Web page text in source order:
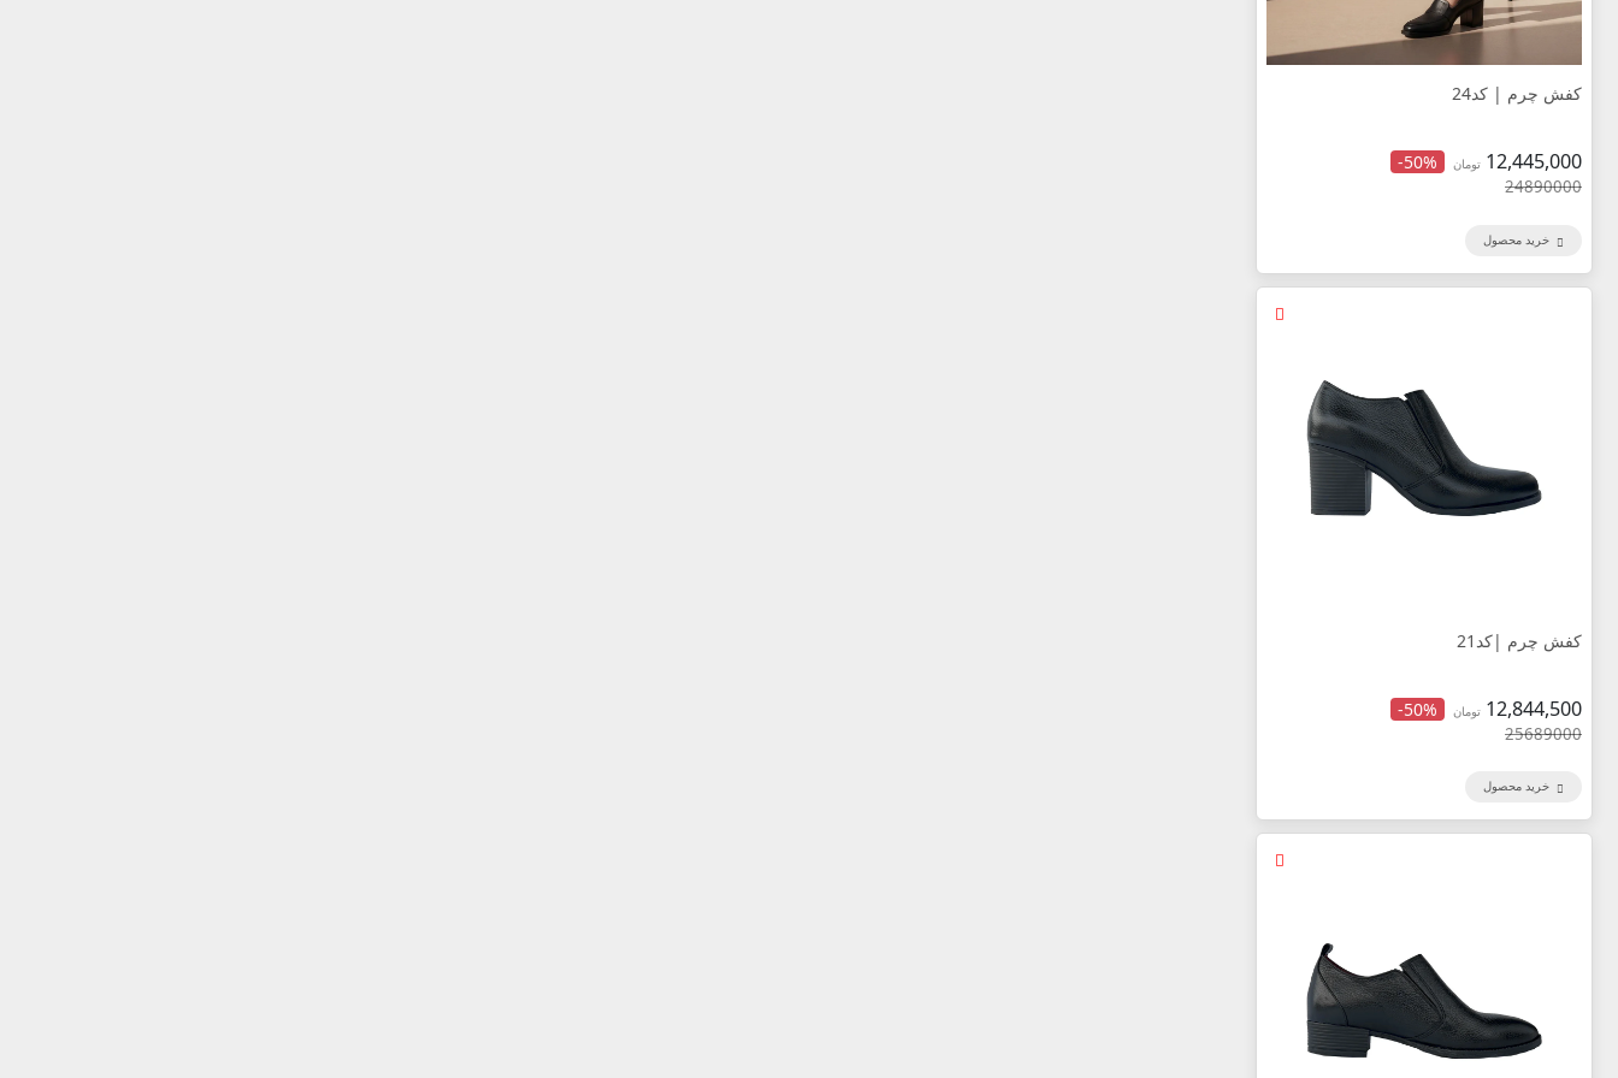
کفش چرم | کد24
12,445,000 تومان -50%
24890000
خرید محصول
کفش چرم |کد21
12,844,500 تومان -50%
25689000
خرید محصول